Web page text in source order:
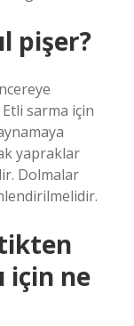
pişer?
sarma için
yapraklar
Dolmalar
için ne